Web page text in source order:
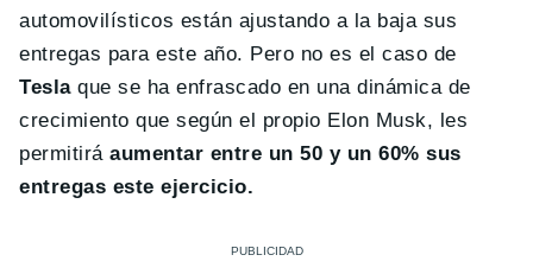
automovilísticos están ajustando a la baja sus
entregas para este año. Pero no es el caso de
Teslaque se ha enfrascado en una dinámica de
crecimiento que según el propio Elon Musk, les
permitiráaumentar entre un 50 y un 60% sus
entregas este ejercicio.